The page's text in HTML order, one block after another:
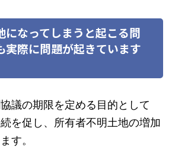
になってしまうと起こる問
際に問題が起きています
議の期限を定める目的として
を促し、所有者不明土地の増加
す。